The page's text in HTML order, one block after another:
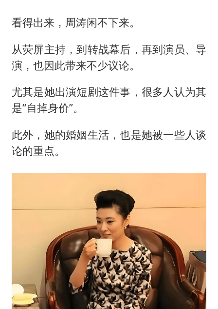
看得出来，周涛闲不下来。
从荧屏主持，到转战幕后，再到演员、导
演，也因此带来不少议论。
尤其是她出演短剧这件事，很多人认为其
是“自掉身价”。
此外，她的婚姻生活，也是她被一些人谈
论的重点。